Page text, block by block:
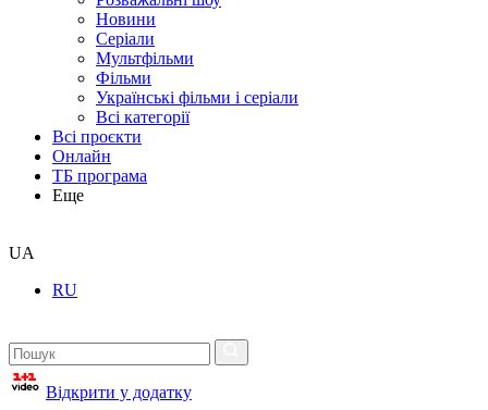
Новини
Серіали
Мультфільми
Фільми
Українські фільми і серіали
Всі категорії
Всі проєкти
Онлайн
ТБ програма
Еще
UA
RU
Відкрити у додатку